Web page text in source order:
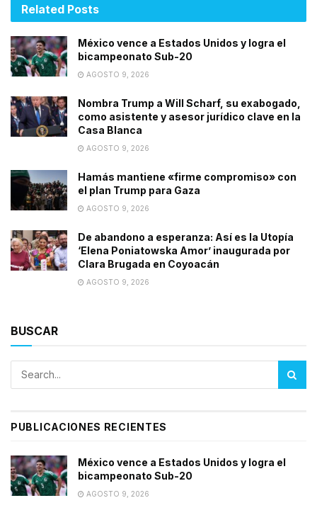
Related Posts
México vence a Estados Unidos y logra el
bicampeonato Sub-20
AGOSTO 9, 2026
Nombra Trump a Will Scharf, su exabogado,
como asistente y asesor jurídico clave en la
Casa Blanca
AGOSTO 9, 2026
Hamás mantiene «firme compromiso» con
el plan Trump para Gaza
AGOSTO 9, 2026
De abandono a esperanza: Así es la Utopía
‘Elena Poniatowska Amor’ inaugurada por
Clara Brugada en Coyoacán
AGOSTO 9, 2026
BUSCAR
PUBLICACIONES RECIENTES
México vence a Estados Unidos y logra el
bicampeonato Sub-20
AGOSTO 9, 2026